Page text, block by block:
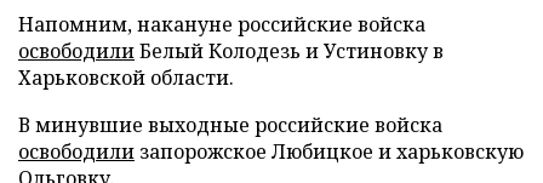
Напомним, накануне российские войска
освободилиБелый Колодезь и Устиновку в
Харьковской области.
В минувшие выходные российские войска
освободили запорожское Любицкое и харьковскую